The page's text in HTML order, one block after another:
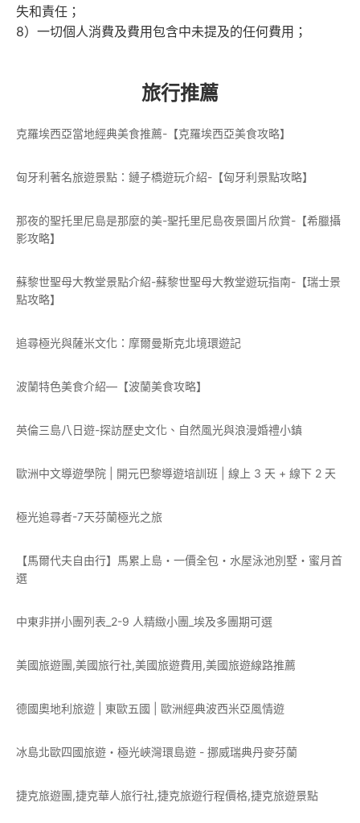
失和責任；
8）一切個人消費及費用包含中未提及的任何費用；
旅行推薦
克羅埃西亞當地經典美食推薦-【克羅埃西亞美食攻略】
匈牙利著名旅遊景點：鏈子橋遊玩介紹-【匈牙利景點攻略】
那夜的聖托里尼島是那麼的美-聖托里尼島夜景圖片欣賞-【希臘攝
影攻略】
蘇黎世聖母大教堂景點介紹-蘇黎世聖母大教堂遊玩指南-【瑞士景
點攻略】
追尋極光與薩米文化：摩爾曼斯克北境環遊記
波蘭特色美食介紹—【波蘭美食攻略】
英倫三島八日遊-探訪歷史文化、自然風光與浪漫婚禮小鎮
歐洲中文導遊學院 | 開元巴黎導遊培訓班 | 線上 3 天 + 線下 2 天
極光追尋者-7天芬蘭極光之旅
【馬爾代夫自由行】馬累上島・一價全包・水屋泳池別墅・蜜月首
選
中東非拼小團列表_2-9 人精緻小團_埃及多團期可選
美國旅遊團,美國旅行社,美國旅遊費用,美國旅遊線路推薦
德國奧地利旅遊 | 東歐五國 | 歐洲經典波西米亞風情遊
冰島北歐四國旅遊・極光峽灣環島遊 - 挪威瑞典丹麥芬蘭
捷克旅遊團,捷克華人旅行社,捷克旅遊行程價格,捷克旅遊景點